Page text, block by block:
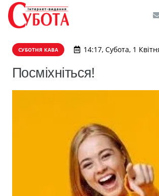
СУБОТНЯ КАВА 14:17, Субота, 1
Посміхніться!